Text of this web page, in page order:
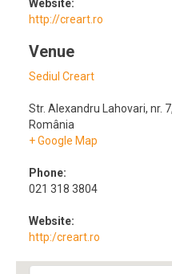
Website:
http://creart.ro
Venue
Sediul Creart
Str. Alexandru Lahovari, nr. 7,
România
+ Google Map
Phone:
021 318 3804
Website:
http:/creart.ro